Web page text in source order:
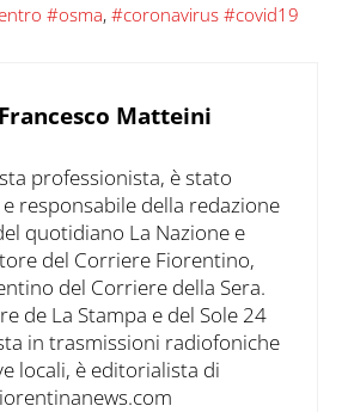
#osma, #coronavirus #covid19
Francesco Matteini
professionista, è stato
responsabile della redazione
quotidiano La Nazione e
del Corriere Fiorentino,
del Corriere della Sera.
de La Stampa e del Sole 24
in trasmissioni radiofoniche
locali, è editorialista di